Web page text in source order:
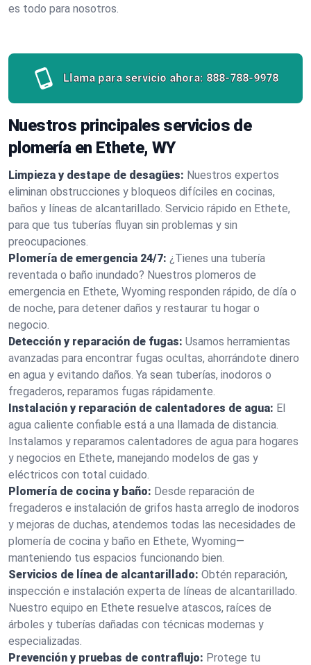
es todo para nosotros.
Llama para servicio ahora: 888-788-9978
Nuestros principales servicios de
plomería en Ethete, WY
Limpieza y destape de desagües: Nuestros expertos
eliminan obstrucciones y bloqueos difíciles en cocinas,
baños y líneas de alcantarillado. Servicio rápido en Ethete,
para que tus tuberías fluyan sin problemas y sin
preocupaciones.
Plomería de emergencia 24/7: ¿Tienes una tubería
reventada o baño inundado? Nuestros plomeros de
emergencia en Ethete, Wyoming responden rápido, de día o
de noche, para detener daños y restaurar tu hogar o
negocio.
Detección y reparación de fugas: Usamos herramientas
avanzadas para encontrar fugas ocultas, ahorrándote dinero
en agua y evitando daños. Ya sean tuberías, inodoros o
fregaderos, reparamos fugas rápidamente.
Instalación y reparación de calentadores de agua: El
agua caliente confiable está a una llamada de distancia.
Instalamos y reparamos calentadores de agua para hogares
y negocios en Ethete, manejando modelos de gas y
eléctricos con total cuidado.
Plomería de cocina y baño: Desde reparación de
fregaderos e instalación de grifos hasta arreglo de inodoros
y mejoras de duchas, atendemos todas las necesidades de
plomería de cocina y baño en Ethete, Wyoming—
manteniendo tus espacios funcionando bien.
Servicios de línea de alcantarillado: Obtén reparación,
inspección e instalación experta de líneas de alcantarillado.
Nuestro equipo en Ethete resuelve atascos, raíces de
árboles y tuberías dañadas con técnicas modernas y
especializadas.
Prevención y pruebas de contraflujo: Protege tu